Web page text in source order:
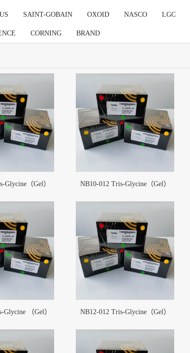
SAINT-GOBAIN OXOID NASCO LGC
CORNING BRAND
Glycine（Gel） NB10-012 Tris-Glycine（Gel）
（Gel） NB12-012 Tris-Glycine（Gel）